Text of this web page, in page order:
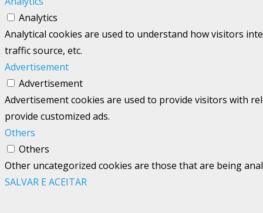
Analytics
Analytical cookies are used to understand how visitors
traffic source, etc.
Advertisement
Advertisement
Advertisement cookies are used to provide visitors with
provide customized ads.
Others
Others
Other uncategorized cookies are those that are being
SALVAR E ACEITAR